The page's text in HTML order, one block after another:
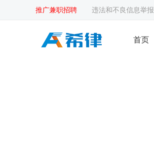
推广兼职招聘 违法和不良信息举报
首页